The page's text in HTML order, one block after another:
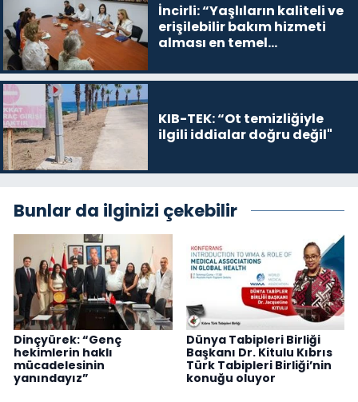
İncirli: “Yaşlıların kaliteli ve
erişilebilir bakım hizmeti
alması en temel
KIB-TEK: “Ot temizliğiyle
ilgili iddialar doğru değil"
Bunlar da ilginizi çekebilir
Dinçyürek: “Genç
hekimlerin haklı
mücadelesinin
yanındayız”
Dünya Tabipleri Birliği
Başkanı Dr. Kitulu Kıbrıs
Türk Tabipleri Birliği’nin
konuğu oluyor